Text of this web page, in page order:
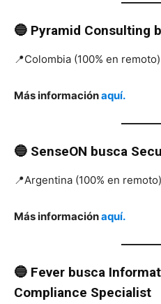
🔵 Pyramid Consulting
📍Colombia (100% en remoto)
Más informaciónaquí.
🔵 SenseON busca
📍Argentina (100% en remoto)
Más informaciónaquí.
🔵 Fever busca
Compliance Specialist